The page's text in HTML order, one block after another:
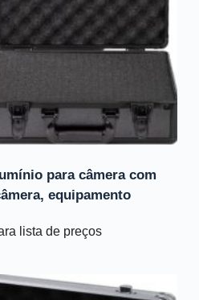
para câmera com
equipamento
lista de preços